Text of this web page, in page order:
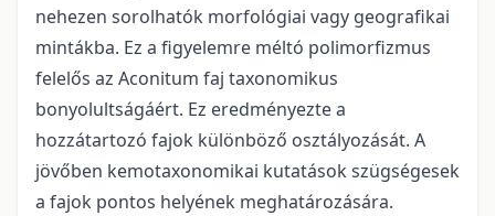
nehezen sorolhatók morfológiai vagy geografikai
mintákba. Ez a figyelemre méltó polimorfizmus
felelős az Aconitum faj taxonomikus
bonyolultságáért. Ez eredményezte a
hozzátartozó fajok különböző osztályozását. A
jövőben kemotaxonomikai kutatások szügségesek
a fajok pontos helyének meghatározására.